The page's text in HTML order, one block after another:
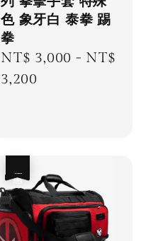
色 象牙白 泰拳 踢
拳
Regular
price
NT$ 3,000 - NT$
3,200